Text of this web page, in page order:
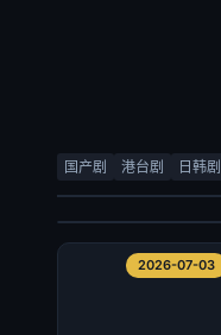
国产剧 港台剧 日韩剧
日韩剧
2026/韩国
2026-07-03
2026-07-03